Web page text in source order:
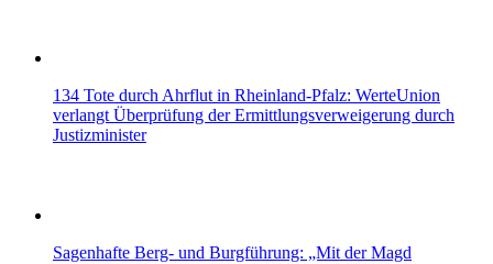
134 Tote durch Ahrflut in Rheinland-Pfalz: WerteUnion
verlangt Überprüfung der Ermitt­lungsverweigerung durch
Justizminister
Sagenhafte Berg- und Burgführung: „Mit der Magd